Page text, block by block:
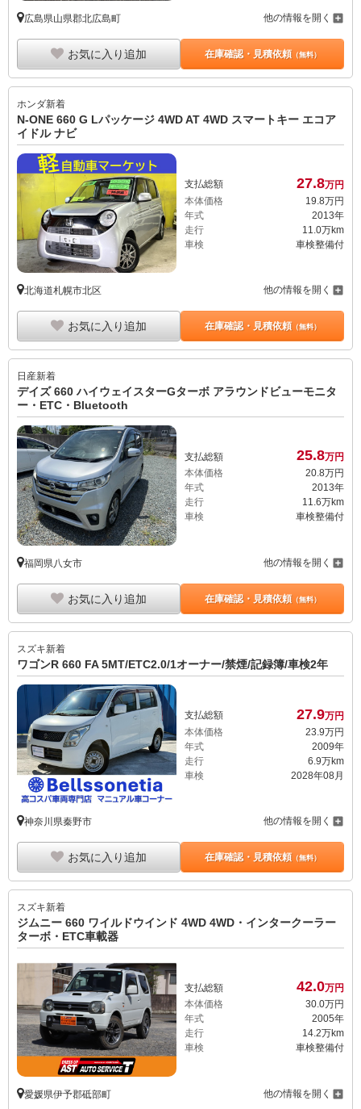
広島県山県郡北広島町 他の情報を開く
お気に入り追加 在庫確認・見積依頼（無料）
ホンダ新着
N-ONE 660 G Lパッケージ 4WD AT 4WD スマートキー エコア
イドル ナビ
支払総額 27.8万円
本体価格
19. 8万円
年式
2013年
走行
11.0万km
車検
車検整備付
北海道札幌市北区 他の情報を開く
お気に入り追加 在庫確認・見積依頼（無料）
日産新着
デイズ 660 ハイウェイスターGターボ アラウンドビューモニタ
ー・ETC・Bluetooth
支払総額 25.8万円
本体価格
20.8万円
年式
2013年
走行
11.6万km
車検
車検整備付
福岡県八女市 他の情報を開く
お気に入り追加 在庫確認・見積依頼（無料）
スズキ新着
ワゴンR 660 FA 5MT/ETC2.0/1オーナー/禁煙/記録簿/車検2年
支払総額 27.9万円
本体価格
23. 9万円
年式
2009年
走行
6.9万km
車検
2028年08月
神奈川県秦野市 他の情報を開く
お気に入り追加 在庫確認・見積依頼（無料）
スズキ新着
ジムニー 660 ワイルドウインド 4WD 4WD・インタークーラー
ターボ・ETC車載器
支払総額 42.0万円
本体価格
30.0万円
年式
2005年
走行
14.2万km
車検
車検整備付
愛媛県伊予郡砥部町 他の情報を開く